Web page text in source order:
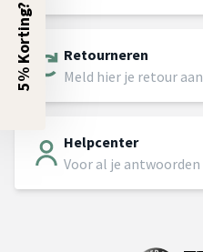
Retourneren
Meld hier je retour aan
Helpcenter
Voor al je antwoorden
5% Korting?